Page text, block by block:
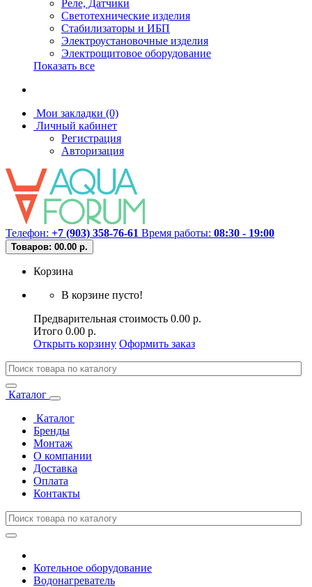
Реле, Датчики
Светотехнические изделия
Стабилизаторы и ИБП
Электроустановочные изделия
Электрощитовое оборудование
Показать все
Мои закладки (0)
Личный кабинет
Регистрация
Авторизация
Телефон: +7 (903) 358-76-61 Время работы: 08:30 - 19:00
Товаров: 00.00 р.
Корзина
В корзине пусто!
Предварительная стоимость 0.00 р.
Итого 0.00 р.
Открыть корзину Оформить заказ
Каталог
Каталог
Бренды
Монтаж
О компании
Доставка
Оплата
Контакты
Котельное оборудование
Водонагреватель